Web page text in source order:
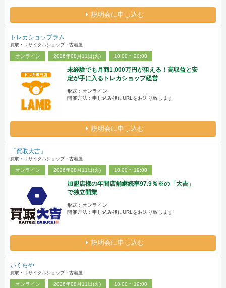
説明会に申し込む
トレカショップラム
買取・リサイクルショップ・古着屋
オンライン 2026年08月11日(火) 10:00 ~ 20:00
未経験でも月商1,000万円が狙える！高収益と安
定が手に入るトレカショップ経営
形式：オンライン
開催方法：申し込み後にURLをお送り致します
説明会に申し込む
「買取大吉」
買取・リサイクルショップ・古着屋
オンライン 2026年08月11日(火) 10:00 ~ 19:00
加盟店様の年間店舗継続率97.9％※の「大吉」
で独立開業
形式：オンライン
開催方法：申し込み後にURLをお送り致します
説明会に申し込む
いくらや
買取・リサイクルショップ・古着屋
オンライン 2026年08月11日(火) 10:00 ~ 19:00